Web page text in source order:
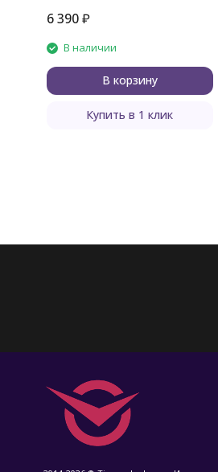
6 390 ₽
В наличии
В корзину
Купить в 1 клик